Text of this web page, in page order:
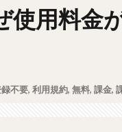
使用料金
不要, 利用規約, 無料, 課金,